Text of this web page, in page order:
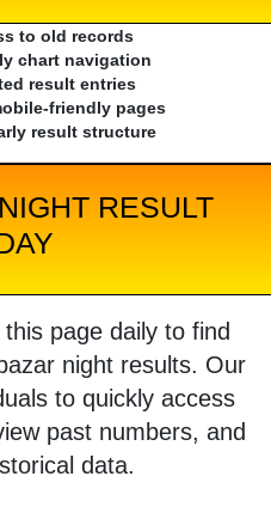
to old records
chart navigation
result entries
friendly pages
result structure
RESULT
page daily to find
night results. Our
to quickly access
past numbers, and
data.